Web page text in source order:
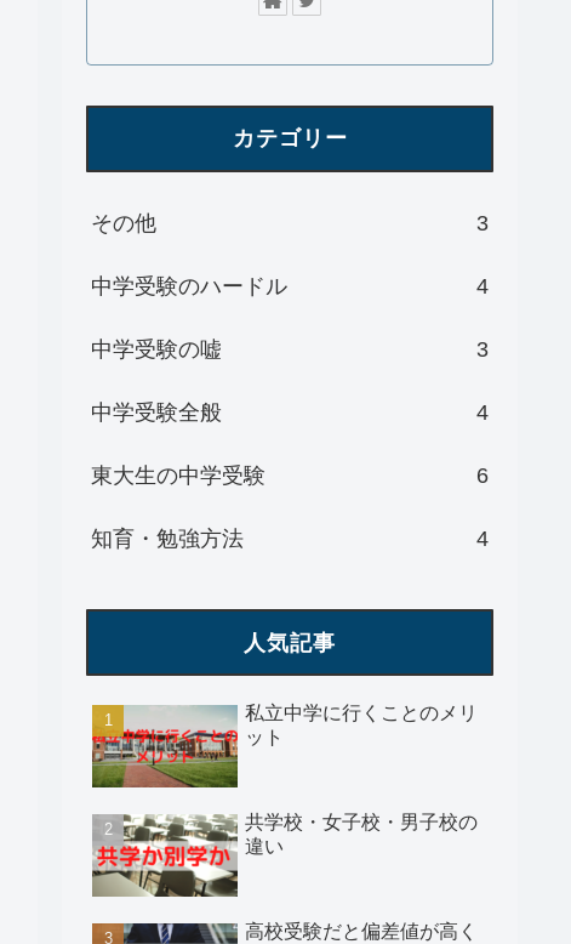
カテゴリー
その他 3
中学受験のハードル 4
中学受験の嘘 3
中学受験全般 4
東大生の中学受験 6
知育・勉強方法 4
人気記事
私立中学に行くことのメリ
ット
共学校・女子校・男子校の
違い
高校受験だと偏差値が高く